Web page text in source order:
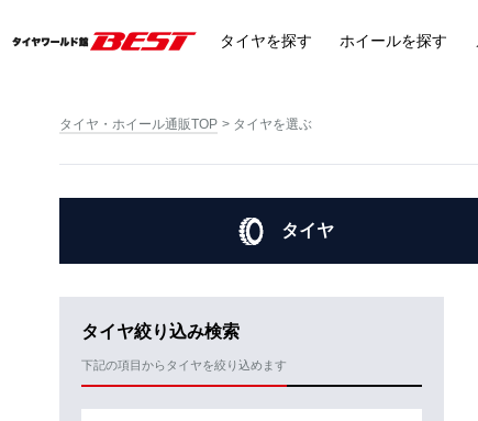
タイヤを探す ホイールを探す
タイヤ・ホイール通販TOP タイヤを選ぶ
タイヤ
タイヤ絞り込み検索
下記の項目からタイヤを絞り込めます